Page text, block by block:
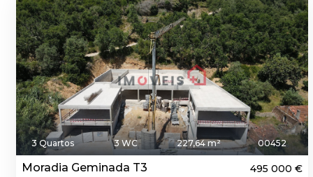
3 Quartos 3 WC 227,64 m² 00452
Moradia Geminada T3 495 000 €